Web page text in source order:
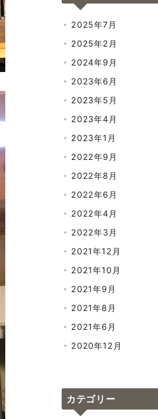
2025年7月
2025年2月
2024年9月
2023年6月
2023年5月
2023年4月
2023年1月
2022年9月
2022年8月
2022年6月
2022年4月
2022年3月
2021年12月
2021年10月
2021年9月
2021年8月
2021年6月
2020年12月
カテゴリー